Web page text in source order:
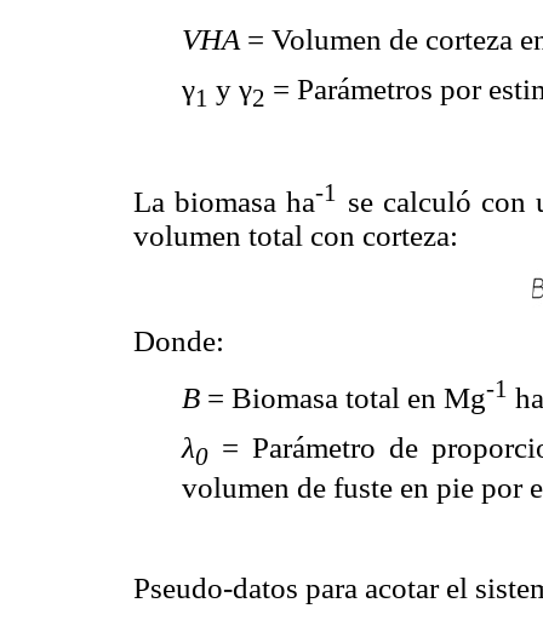
VHA = Volumen de corteza
γ1 y γ2 = Parámetros por
La biomasa ha-1
se calculó con
volumen total con corteza:
Donde:
B = Biomasa total en Mg-1 ha
λ0 = Parámetro de
volumen de fuste en pie por
Pseudo-datos para acotar el